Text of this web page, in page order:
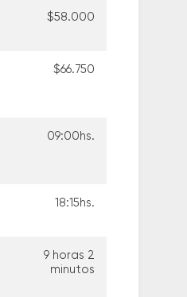
$58.000
$66.750
09:00hs.
18:15hs.
9 horas 2
minutos